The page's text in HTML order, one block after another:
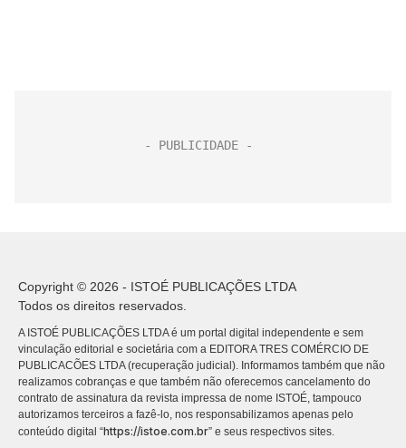
Copyright © 2026 - ISTOÉ PUBLICAÇÕES LTDA
Todos os direitos reservados.
A ISTOÉ PUBLICAÇÕES LTDA é um portal digital independente e sem
vinculação editorial e societária com a EDITORA TRES COMÉRCIO DE
PUBLICACÕES LTDA (recuperação judicial). Informamos também que não
realizamos cobranças e que também não oferecemos cancelamento do
contrato de assinatura da revista impressa de nome ISTOÉ, tampouco
autorizamos terceiros a fazê-lo, nos responsabilizamos apenas pelo
conteúdo digital “https://istoe.com.br” e seus respectivos sites.